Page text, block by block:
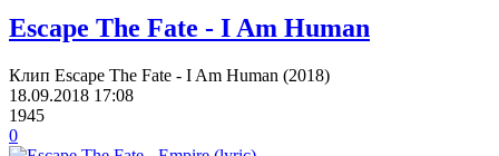
Escape The Fate - I Am Human
Клип Escape The Fate - I Am Human (2018)
18.09.2018 17:08
1945
0